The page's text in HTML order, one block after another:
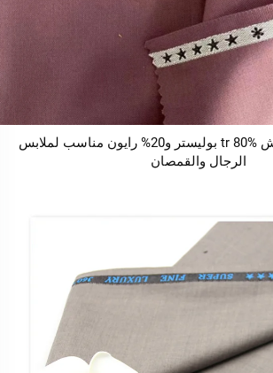
سعر تنافسي للقماش tr 80% بوليستر و20% رايون مناسب لملابس
الرجال والقمصان